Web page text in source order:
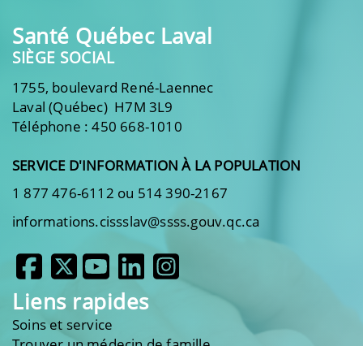
Santé Québec Laval
SIÈGE SOCIAL
1755, boulevard René-Laennec
Laval (Québec) H7M 3L9
Téléphone : 450 668-1010
SERVICE D'INFORMATION À LA POPULATION
1 877 476-6112 ou 514 390-2167
informations.cissslav@ssss.gouv.qc.ca
Liens rapides
Soins et service